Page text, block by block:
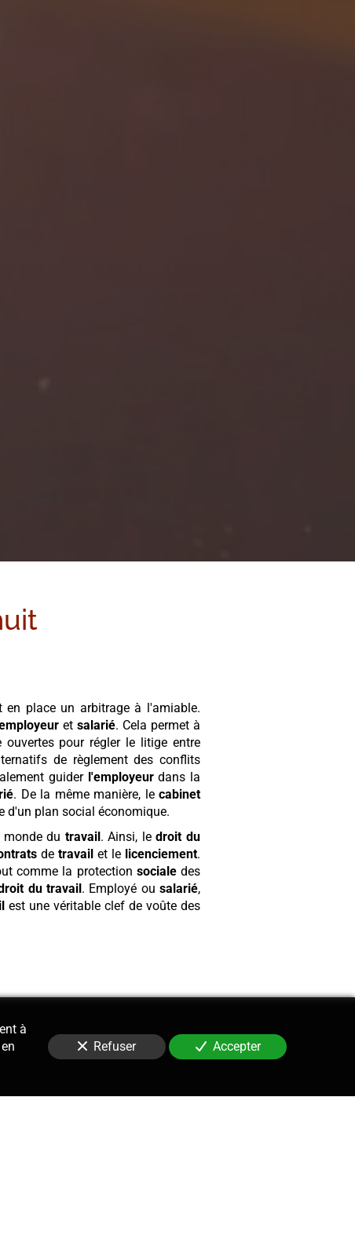
place un arbitrage à l'amiable.
et salarié. Cela permet à
pour régler le litige entre
de règlement des conflits
guider l'employeurdans la
. De la même manière, le cabinet
d'un plan social économique.
du travail. Ainsi, ledroit du
de travailet le licenciement.
comme la protection socialedes
du travail. Employé ou salarié,
est une véritable clef de voûte des
à
Refuser Accepter